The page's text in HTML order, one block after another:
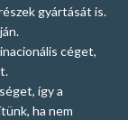
gyártását is.
céget,
így a
ha nem